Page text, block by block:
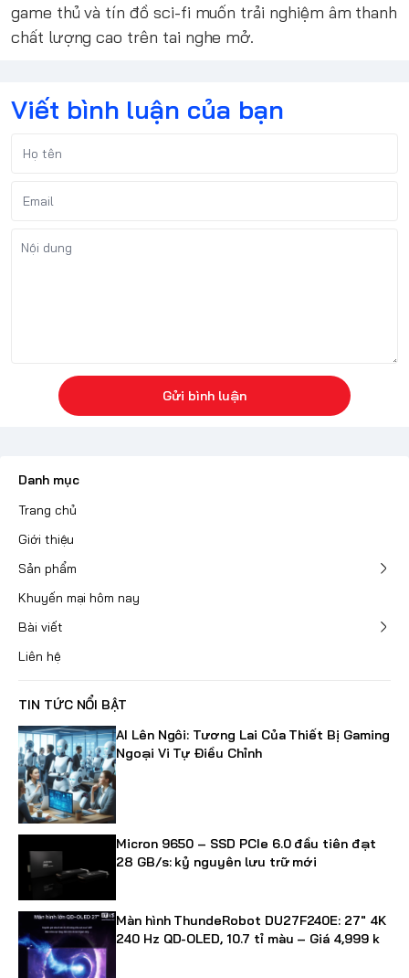
game thủ và tín đồ sci-fi muốn trải nghiệm âm thanh
chất lượng cao trên tai nghe mở.
Viết bình luận của bạn
Gửi bình luận
Danh mục
Trang chủ
Giới thiệu
Sản phẩm
Khuyến mại hôm nay
Bài viết
Liên hệ
TIN TỨC NỔI BẬT
AI Lên Ngôi: Tương Lai Của Thiết Bị Gaming
Ngoại Vi Tự Điều Chỉnh
Micron 9650 – SSD PCIe 6.0 đầu tiên đạt
28 GB/s: kỷ nguyên lưu trữ mới
Màn hình ThundeRobot DU27F240E: 27" 4K
240 Hz QD-OLED, 10.7 tỉ màu – Giá 4,999 k